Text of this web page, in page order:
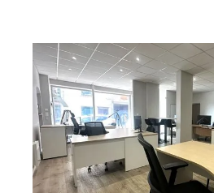
MEXIMIEUX 01
81,74 m2, 3 pièces
Ref : 6145
Maison à vendre
190 000 €